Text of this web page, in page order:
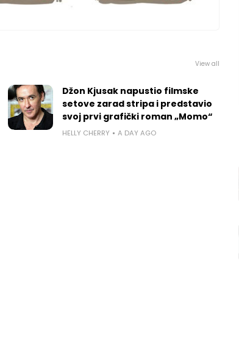
View all
Džon Kjusak napustio filmske
setove zarad stripa i predstavio
svoj prvi grafički roman „Momo“
HELLY CHERRY A DAY AGO